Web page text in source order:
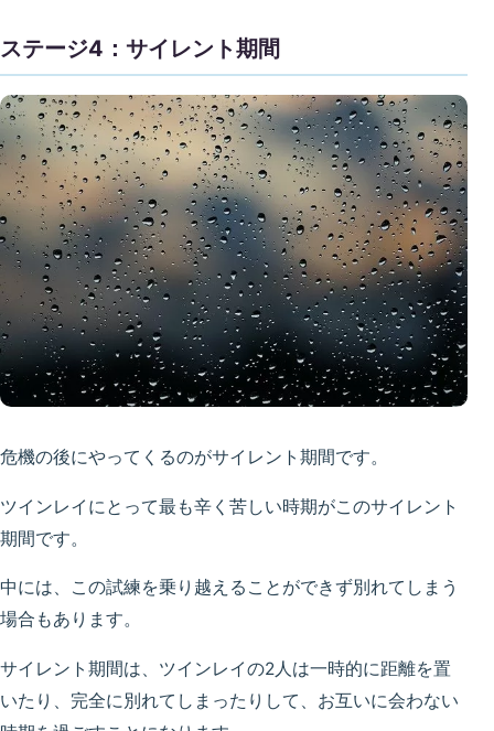
ステージ4：サイレント期間
危機の後にやってくるのがサイレント期間です。
ツインレイにとって最も辛く苦しい時期がこのサイレント
期間です。
中には、この試練を乗り越えることができず別れてしまう
場合もあります。
サイレント期間は、ツインレイの2人は一時的に距離を置
いたり、完全に別れてしまったりして、お互いに会わない